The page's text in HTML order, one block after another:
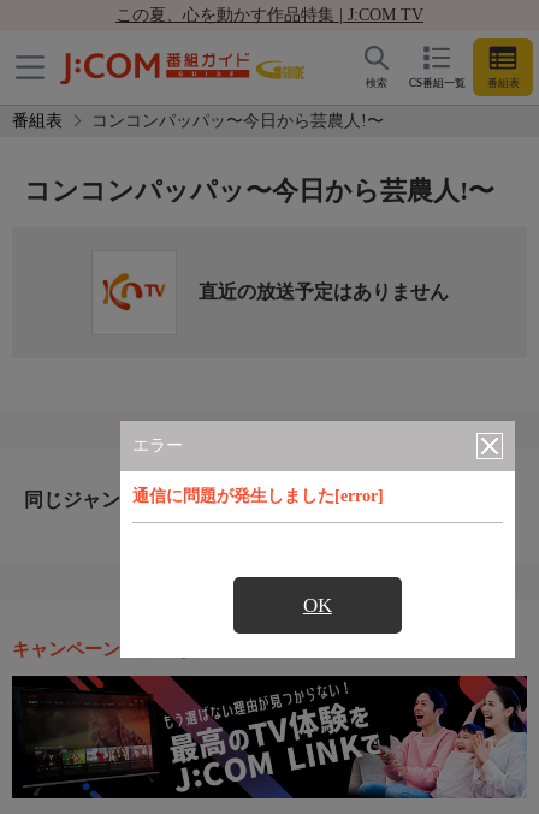
この夏、心を動かす作品特集 | J:COM TV
CS番組一覧 番組表
検索
番組表 コンコンパッパッ〜今日から芸農人!〜
エラー
通信に問題が発生しました[error]
OK
コンコンパッパッ〜今日から芸農人!〜
直近の放送予定はありません
同じジャンルのおすすめ番組
キャンペーン・お得な情報